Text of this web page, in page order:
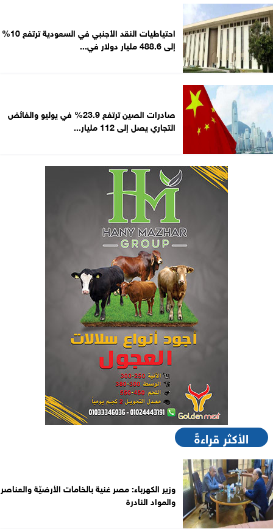
احتياطيات النقد الأجنبي في السعودية ترتفع 10%
إلى 488.6 مليار دولار في...
صادرات الصين ترتفع 23.9% في يوليو والفائض
التجاري يصل إلى 112 مليار...
الأكثر قراءةً
وزير الكهرباء: مصر غنية بالخامات الأرضيّة والعناصر
والمواد النادرة